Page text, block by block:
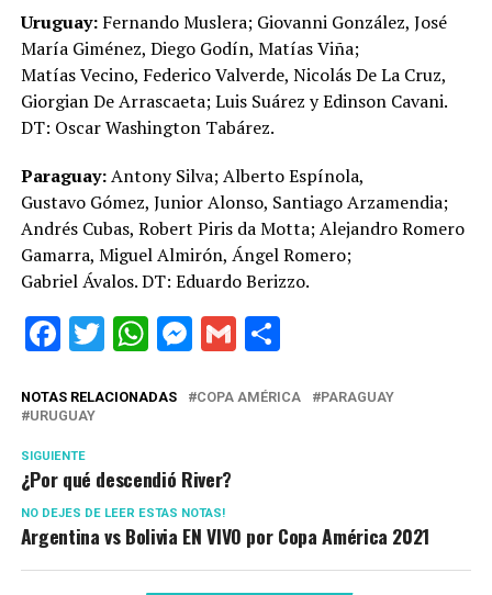
Uruguay:Fernando Muslera; Giovanni González, José
María Giménez, Diego Godín, Matías Viña;
Matías Vecino, Federico Valverde, Nicolás De La Cruz,
Giorgian De Arrascaeta; Luis Suárez y Edinson Cavani.
DT: Oscar Washington Tabárez.
Paraguay:Antony Silva; Alberto Espínola,
Gustavo Gómez, Junior Alonso, Santiago Arzamendia;
Andrés Cubas, Robert Piris da Motta; Alejandro Romero
Gamarra, Miguel Almirón, Ángel Romero;
Gabriel Ávalos. DT: Eduardo Berizzo.
Facebook
Twitter
WhatsApp
Messenger
GmailShare
NOTAS RELACIONADAS COPA AMÉRICA
PARAGUAY
URUGUAY
SIGUIENTE
¿Por qué descendió River?
NO DEJES DE LEER ESTAS NOTAS!
Argentina vs Bolivia EN VIVO por Copa América 2021